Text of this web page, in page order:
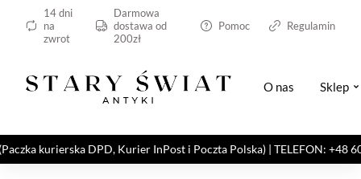
14 dni
na
zwrot
Darmowa
dostawa od
200zł
Pomoc Regulamin
O nas Sklep
kurierska DPD, Kurier InPost i Poczta Polska) | TELEFON: +48